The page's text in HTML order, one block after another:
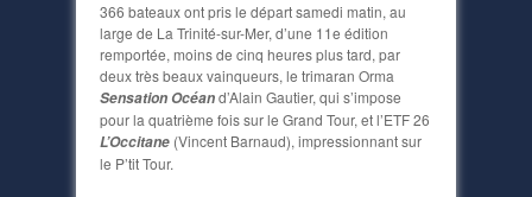
366 bateaux ont pris le départ samedi matin, au
large de La Trinité-sur-Mer, d’une 11e édition
remportée, moins de cinq heures plus tard, par
deux très beaux vainqueurs, le trimaran Orma
Sensation Océand’Alain Gautier, qui s’impose
pour la quatrième fois sur le Grand Tour, et l’ETF 26
L’Occitane (Vincent Barnaud), impressionnant sur
le P’tit Tour.